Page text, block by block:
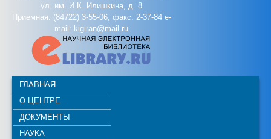
ул. им. И.К. Илишкина, д. 8
Приемная: (84722) 3-55-06, факс: 2-37-84 e-
mail: kigiran@mail.ru
ГЛАВНАЯ
О ЦЕНТРЕ
ДОКУМЕНТЫ
НАУКА